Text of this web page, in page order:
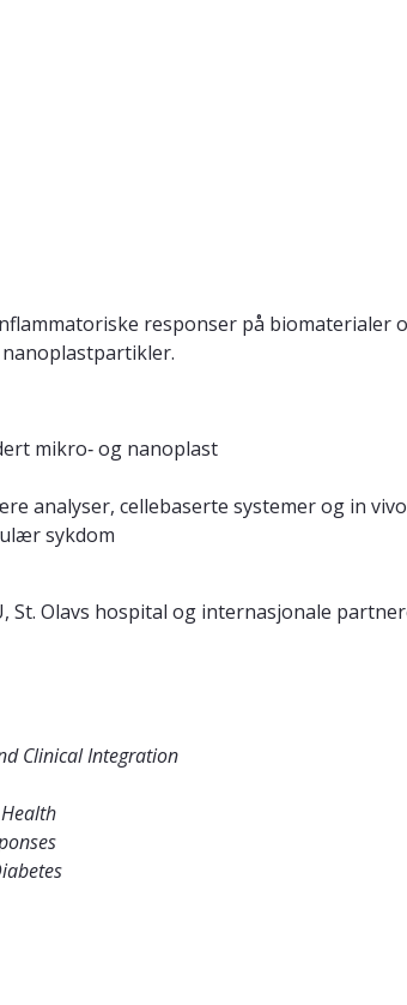
responser på biomaterialer
mikro‑ og nanoplast
analyser, cellebaserte systemer og in
sykdom
Olavs hospital og internasjonale
Clinical Integration